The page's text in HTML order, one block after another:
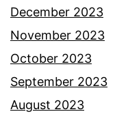
i
n
s
e
December 2023
November 2023
October 2023
September 2023
August 2023